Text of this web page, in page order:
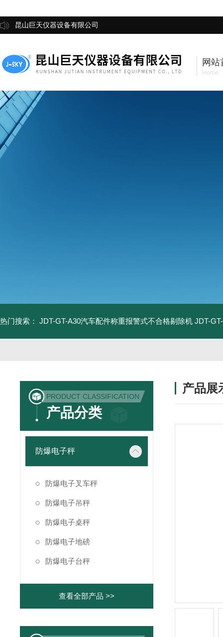
昆山巨天仪器设备有限公司
网站
Home
热门搜索： JDT-GT-A30汽车配件称重报警式不合格剔除机 JDT-
PRODUCT CLASSIFICATION
产品分类
防爆电子秤
防爆电子叉车秤
防爆电子吊秤
防爆电子桌秤
防爆电子地磅
防爆电子台秤
查看全部产品 >>
产品展